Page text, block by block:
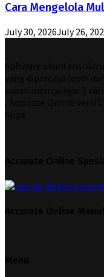
Cara Mengelola
July 30, 2026July 26,